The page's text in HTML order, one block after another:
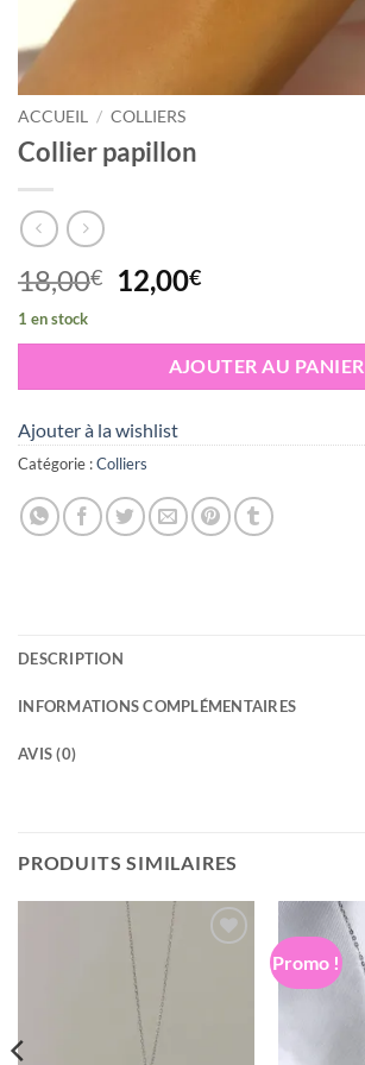
ACCUEIL / COLLIERS
Collier papillon
18,00€
Le
prix
initial
était :
18,00€.
12,00€Le
actuel
est :
12,00€.
1 en stock
AJOUTER AU PANIER
Ajouter à la wishlist
Catégorie :Colliers
DESCRIPTION
INFORMATIONS COMPLÉMENTAIRES
AVIS (0)
PRODUITS SIMILAIRES
Promo !